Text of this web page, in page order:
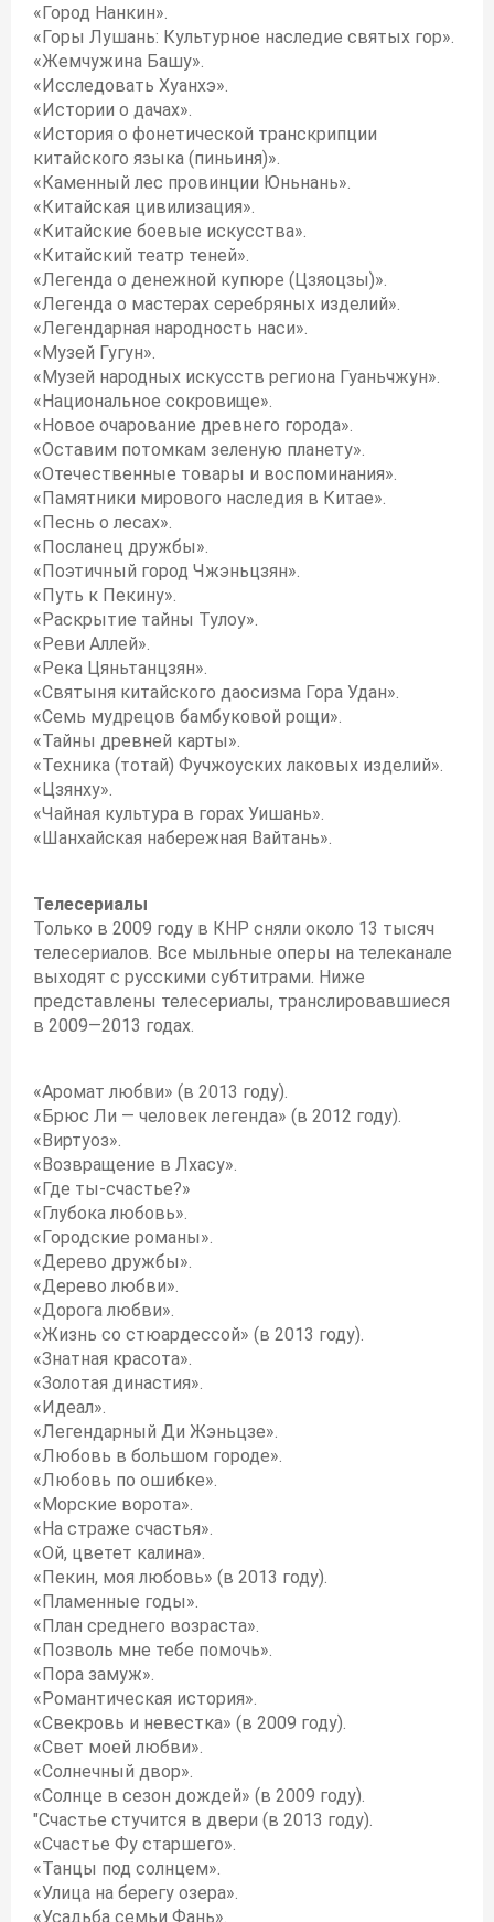
«Город Нанкин».
«Горы Лушань: Культурное наследие святых гор».
«Жемчужина Башу».
«Исследовать Хуанхэ».
«Истории о дачах».
«История о фонетической транскрипции
китайского языка (пиньиня)».
«Каменный лес провинции Юньнань».
«Китайская цивилизация».
«Китайские боевые искусства».
«Китайский театр теней».
«Легенда о денежной купюре (Цзяоцзы)».
«Легенда о мастерах серебряных изделий».
«Легендарная народность наси».
«Музей Гугун».
«Музей народных искусств региона Гуаньчжун».
«Национальное сокровище».
«Новое очарование древнего города».
«Оставим потомкам зеленую планету».
«Отечественные товары и воспоминания».
«Памятники мирового наследия в Китае».
«Песнь о лесах».
«Посланец дружбы».
«Поэтичный город Чжэньцзян».
«Путь к Пекину».
«Раскрытие тайны Тулоу».
«Реви Аллей».
«Река Цяньтанцзян».
«Святыня китайского даосизма Гора Удан».
«Семь мудрецов бамбуковой рощи».
«Тайны древней карты».
«Техника (тотай) Фучжоуских лаковых изделий».
«Цзянху».
«Чайная культура в горах Уишань».
«Шанхайская набережная Вайтань».
Телесериалы
Только в 2009 году в КНР сняли около 13 тысяч
телесериалов. Все мыльные оперы на телеканале
выходят с русскими субтитрами. Ниже
представлены телесериалы, транслировавшиеся
в 2009—2013 годах.
«Аромат любви» (в 2013 году).
«Брюс Ли — человек легенда» (в 2012 году).
«Виртуоз».
«Возвращение в Лхасу».
«Где ты-счастье?»
«Глубока любовь».
«Городские романы».
«Дерево дружбы».
«Дерево любви».
«Дорога любви».
«Жизнь со стюардессой» (в 2013 году).
«Знатная красота».
«Золотая династия».
«Идеал».
«Легендарный Ди Жэньцзе».
«Любовь в большом городе».
«Любовь по ошибке».
«Морские ворота».
«На страже счастья».
«Ой, цветет калина».
«Пекин, моя любовь» (в 2013 году).
«Пламенные годы».
«План среднего возраста».
«Позволь мне тебе помочь».
«Пора замуж».
«Романтическая история».
«Свекровь и невестка» (в 2009 году).
«Свет моей любви».
«Солнечный двор».
«Солнце в сезон дождей» (в 2009 году).
"Счастье стучится в двери (в 2013 году).
«Счастье Фу старшего».
«Танцы под солнцем».
«Улица на берегу озера».
«Усадьба семьи Фань».